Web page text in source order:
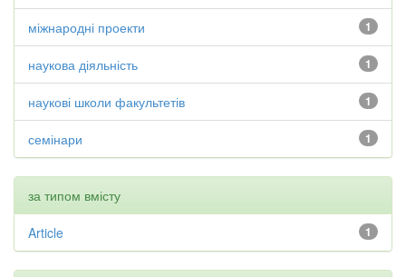
1
міжнародні проекти
1
наукова діяльність
1
наукові школи факультетів
1
семінари
за типом вмісту
1
Article